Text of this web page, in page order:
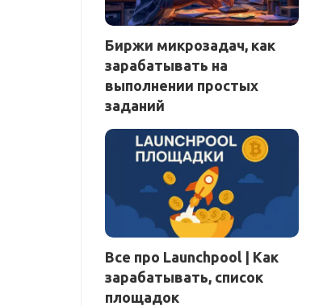
Биржи микрозадач, как
зарабатывать на
выполнении простых
заданий
Все про Launchpool | Как
зарабатывать, список
площадок